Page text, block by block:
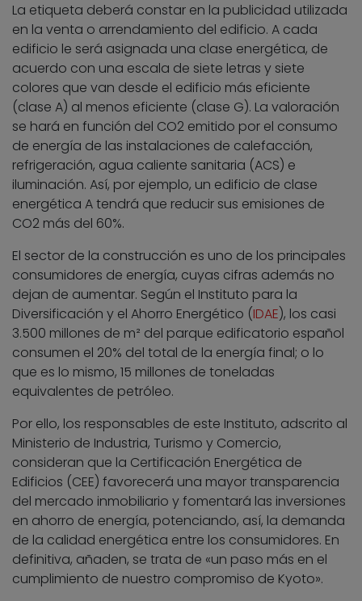
La etiqueta deberá constar en la publicidad utilizada
en la venta o arrendamiento del edificio. A cada
edificio le será asignada una clase energética, de
acuerdo con una escala de siete letras y siete
colores que van desde el edificio más eficiente
(clase A) al menos eficiente (clase G). La valoración
se hará en función del CO2 emitido por el consumo
de energía de las instalaciones de calefacción,
refrigeración, agua caliente sanitaria (ACS) e
iluminación. Así, por ejemplo, un edificio de clase
energética A tendrá que reducir sus emisiones de
CO2 más del 60%.
El sector de la construcción es uno de los principales
consumidores de energía, cuyas cifras además no
dejan de aumentar. Según el Instituto para la
Diversificación y el Ahorro Energético (IDAE), los casi
3.500 millones de m² del parque edificatorio español
consumen el 20% del total de la energía final; o lo
que es lo mismo, 15 millones de toneladas
equivalentes de petróleo.
Por ello, los responsables de este Instituto, adscrito al
Ministerio de Industria, Turismo y Comercio,
consideran que la Certificación Energética de
Edificios (CEE) favorecerá una mayor transparencia
del mercado inmobiliario y fomentará las inversiones
en ahorro de energía, potenciando, así, la demanda
de la calidad energética entre los consumidores. En
definitiva, añaden, se trata de «un paso más en el
cumplimiento de nuestro compromiso de Kyoto».